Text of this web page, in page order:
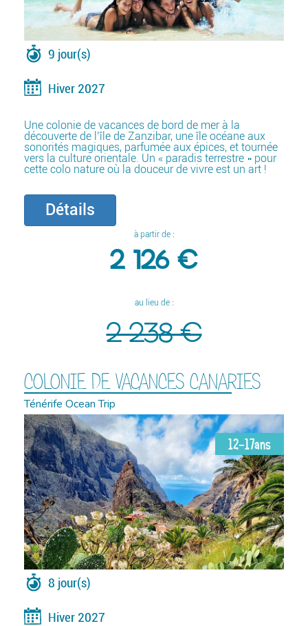
9 jour(s)
Hiver 2027
Une colonie de vacances de bord de mer à la
découverte de l’île de Zanzibar, une île océane aux
sonorités magiques, parfumée aux épices, et tournée
vers la culture orientale. Un « paradis terrestre » pour
cette colo nature où la douceur de vivre est un art !
Détails
à partir de :
2 126 €
au lieu de :
2 238 €
COLONIE DE VACANCES CANARIES
Ténérife Ocean Trip
12-17ans
8 jour(s)
Hiver 2027